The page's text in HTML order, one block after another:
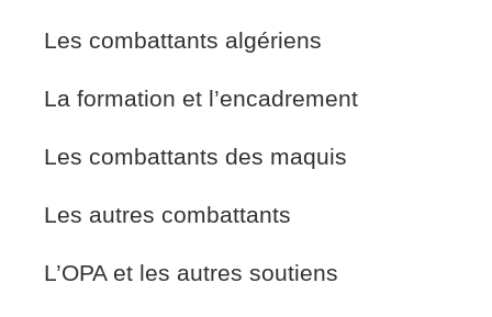
Les combattants algériens
La formation et l’encadrement
Les combattants des maquis
Les autres combattants
L’OPA et les autres soutiens